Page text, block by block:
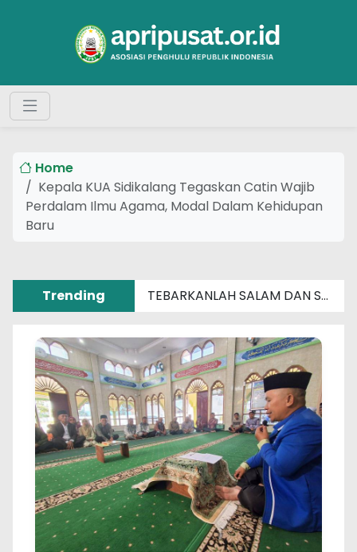
Home
Kepala KUA Sidikalang Tegaskan Catin Wajib
Perdalam Ilmu Agama, Modal Dalam Kehidupan
Baru
Trending TEBARKANLAH SALAM DAN SENYUM SEBERAT APAPUN MASALAHMU